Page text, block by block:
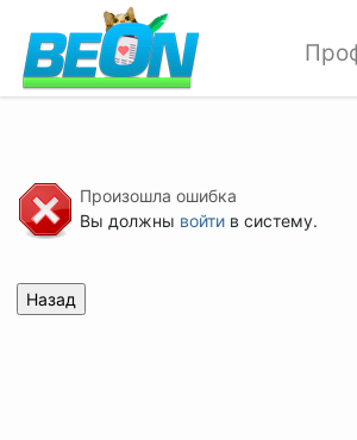
Произошла ошибка
Вы должны войтив систему.